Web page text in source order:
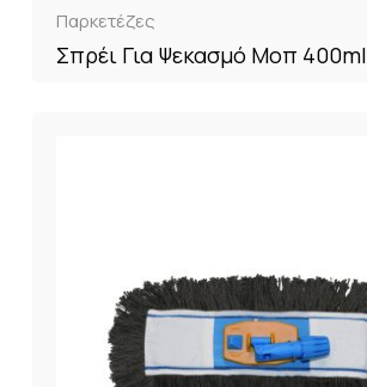
Παρκετέζες
Σπρέι Για Ψεκασμό Μοπ 400ml